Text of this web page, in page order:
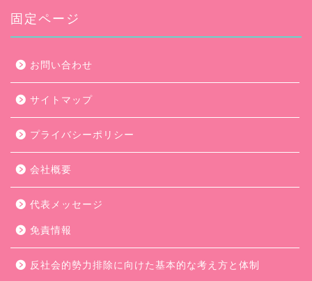
ブ
固定ページ
お問い合わせ
サイトマップ
プライバシーポリシー
会社概要
代表メッセージ
免責情報
反社会的勢力排除に向けた基本的な考え方と体制